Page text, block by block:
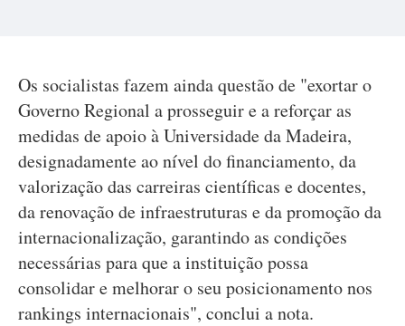
Os socialistas fazem ainda questão de "exortar o
Governo Regional a prosseguir e a reforçar as
medidas de apoio à Universidade da Madeira,
designadamente ao nível do financiamento, da
valorização das carreiras científicas e docentes,
da renovação de infraestruturas e da promoção da
internacionalização, garantindo as condições
necessárias para que a instituição possa
consolidar e melhorar o seu posicionamento nos
rankings internacionais", conclui a nota.